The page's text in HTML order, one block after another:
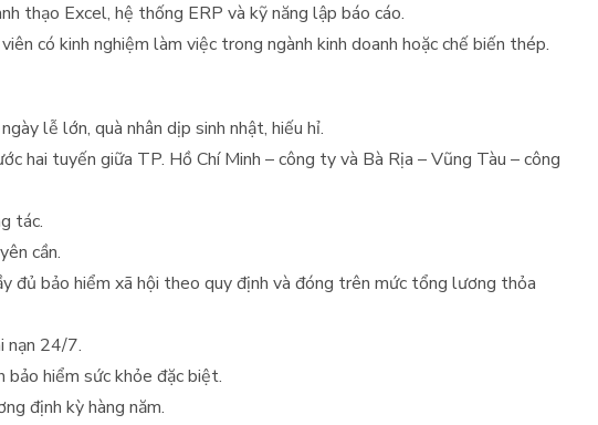
thạo Excel, hệ thống ERP và kỹ năng lập báo cáo.
có kinh nghiệm làm việc trong ngành kinh doanh hoặc chế biến thép.
lễ lớn, quà nhân dịp sinh nhật, hiếu hỉ.
hai tuyến giữa TP. Hồ Chí Minh – công ty và Bà Rịa – Vũng Tàu – công
tác.
cần.
đủ bảo hiểm xã hội theo quy định và đóng trên mức tổng lương thỏa
nạn 24/7.
bảo hiểm sức khỏe đặc biệt.
định kỳ hàng năm.